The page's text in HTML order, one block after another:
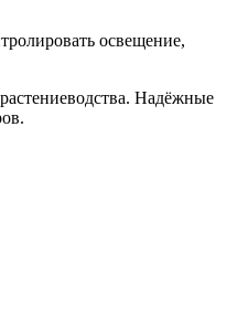
освещение,
Надёжные